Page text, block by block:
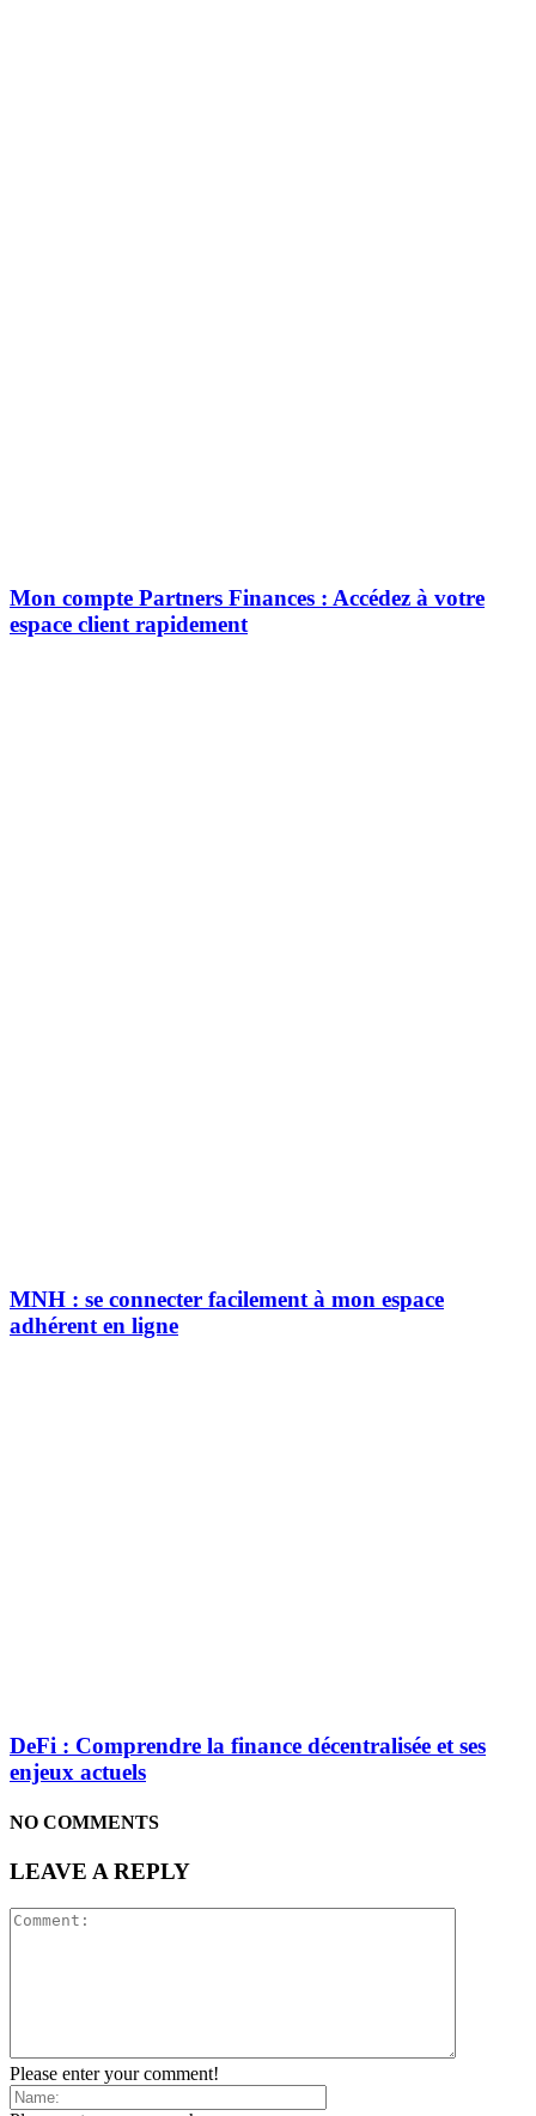
Mon compte Partners Finances : Accédez à votre
espace client rapidement
MNH : se connecter facilement à mon espace
adhérent en ligne
DeFi : Comprendre la finance décentralisée et ses
enjeux actuels
NO COMMENTS
LEAVE A REPLY
Please enter your comment!